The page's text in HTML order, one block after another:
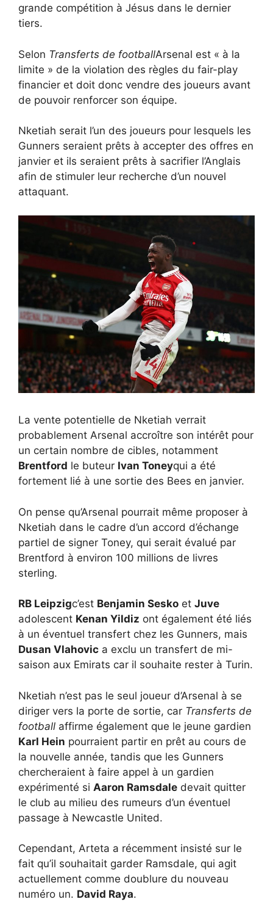
grande compétition à Jésus dans le dernier
tiers.
Selon Transferts de footballArsenal est « à la
limite » de la violation des règles du fair-play
financier et doit donc vendre des joueurs avant
de pouvoir renforcer son équipe.
Nketiah serait l’un des joueurs pour lesquels les
Gunners seraient prêts à accepter des offres en
janvier et ils seraient prêts à sacrifier l’Anglais
afin de stimuler leur recherche d’un nouvel
attaquant.
La vente potentielle de Nketiah verrait
probablement Arsenal accroître son intérêt pour
un certain nombre de cibles, notamment
Brentford le buteur Ivan Toneyqui a été
fortement lié à une sortie des Bees en janvier.
On pense qu’Arsenal pourrait même proposer à
Nketiah dans le cadre d’un accord d’échange
partiel de signer Toney, qui serait évalué par
Brentford à environ 100 millions de livres
sterling.
RB Leipzigc’est Benjamin Sesko et Juve
adolescent Kenan Yildiz ont également été liés
à un éventuel transfert chez les Gunners, mais
Dusan Vlahovic a exclu un transfert de mi-
saison aux Emirats car il souhaite rester à Turin.
Nketiah n’est pas le seul joueur d’Arsenal à se
diriger vers la porte de sortie, car Transferts de
football affirme également que le jeune gardien
Karl Hein pourraient partir en prêt au cours de
la nouvelle année, tandis que les Gunners
chercheraient à faire appel à un gardien
expérimenté si Aaron Ramsdale devait quitter
le club au milieu des rumeurs d’un éventuel
passage à Newcastle United.
Cependant, Arteta a récemment insisté sur le
fait qu’il souhaitait garder Ramsdale, qui agit
actuellement comme doublure du nouveau
numéro un. David Raya.